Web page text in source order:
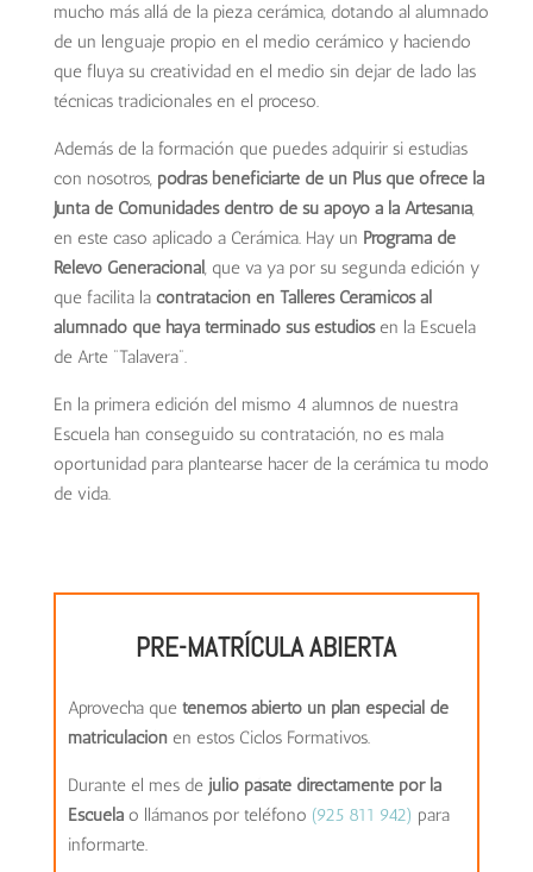
mucho más allá de la pieza cerámica, dotando al alumnado
de un lenguaje propio en el medio cerámico y haciendo
que fluya su creatividad en el medio sin dejar de lado las
técnicas tradicionales en el proceso.
Además de la formación que puedes adquirir si estudias
con nosotros, podrás beneficiarte de un Plus que ofrece la
Junta de Comunidades dentro de su apoyo a la Artesanía,
en este caso aplicado a Cerámica. Hay un Programa de
Relevo Generacional, que va ya por su segunda edición y
que facilita la contratación en Talleres Cerámicos al
alumnado que haya terminado sus estudiosen la Escuela
de Arte “Talavera”.
En la primera edición del mismo 4 alumnos de nuestra
Escuela han conseguido su contratación, no es mala
oportunidad para plantearse hacer de la cerámica tu modo
de vida.
PRE-MATRÍCULA ABIERTA
Aprovecha quetenemos abierto un plan especial de
matriculaciónen estos Ciclos Formativos.
Durante el mes dejulio pásate directamente por la
Escuelao llámanos por teléfono (925 811 942) para
informarte.